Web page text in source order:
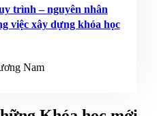
trình – nguyên nhân
việc xây dựng khóa học
Nam